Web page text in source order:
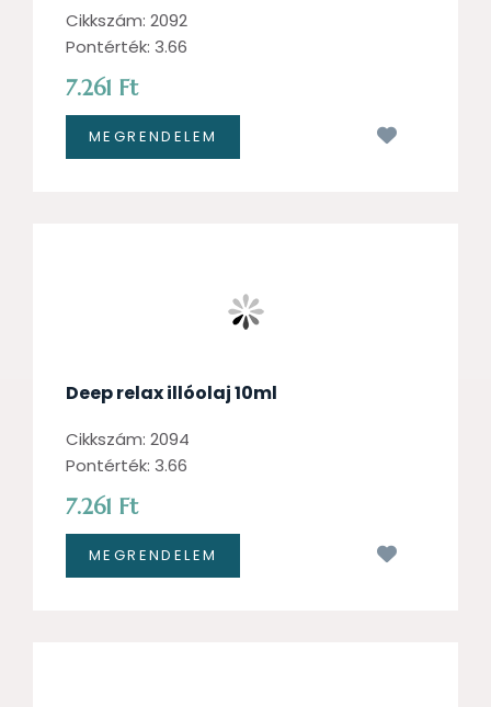
Cikkszám: 2092
Pontérték: 3.66
7.261 Ft
Deep relax illóolaj 10ml
Cikkszám: 2094
Pontérték: 3.66
7.261 Ft